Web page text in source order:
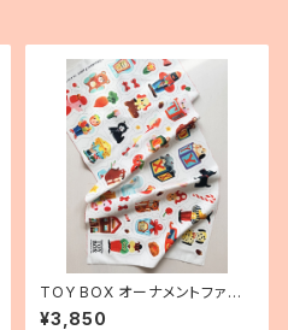
TOY BOX オーナメントファブ
リック
¥3,850